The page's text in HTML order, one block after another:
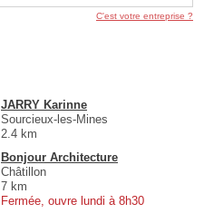
C'est votre entreprise ?
JARRY Karinne
Sourcieux-les-Mines
2.4 km
Bonjour Architecture
Châtillon
7 km
Fermée, ouvre lundi à 8h30